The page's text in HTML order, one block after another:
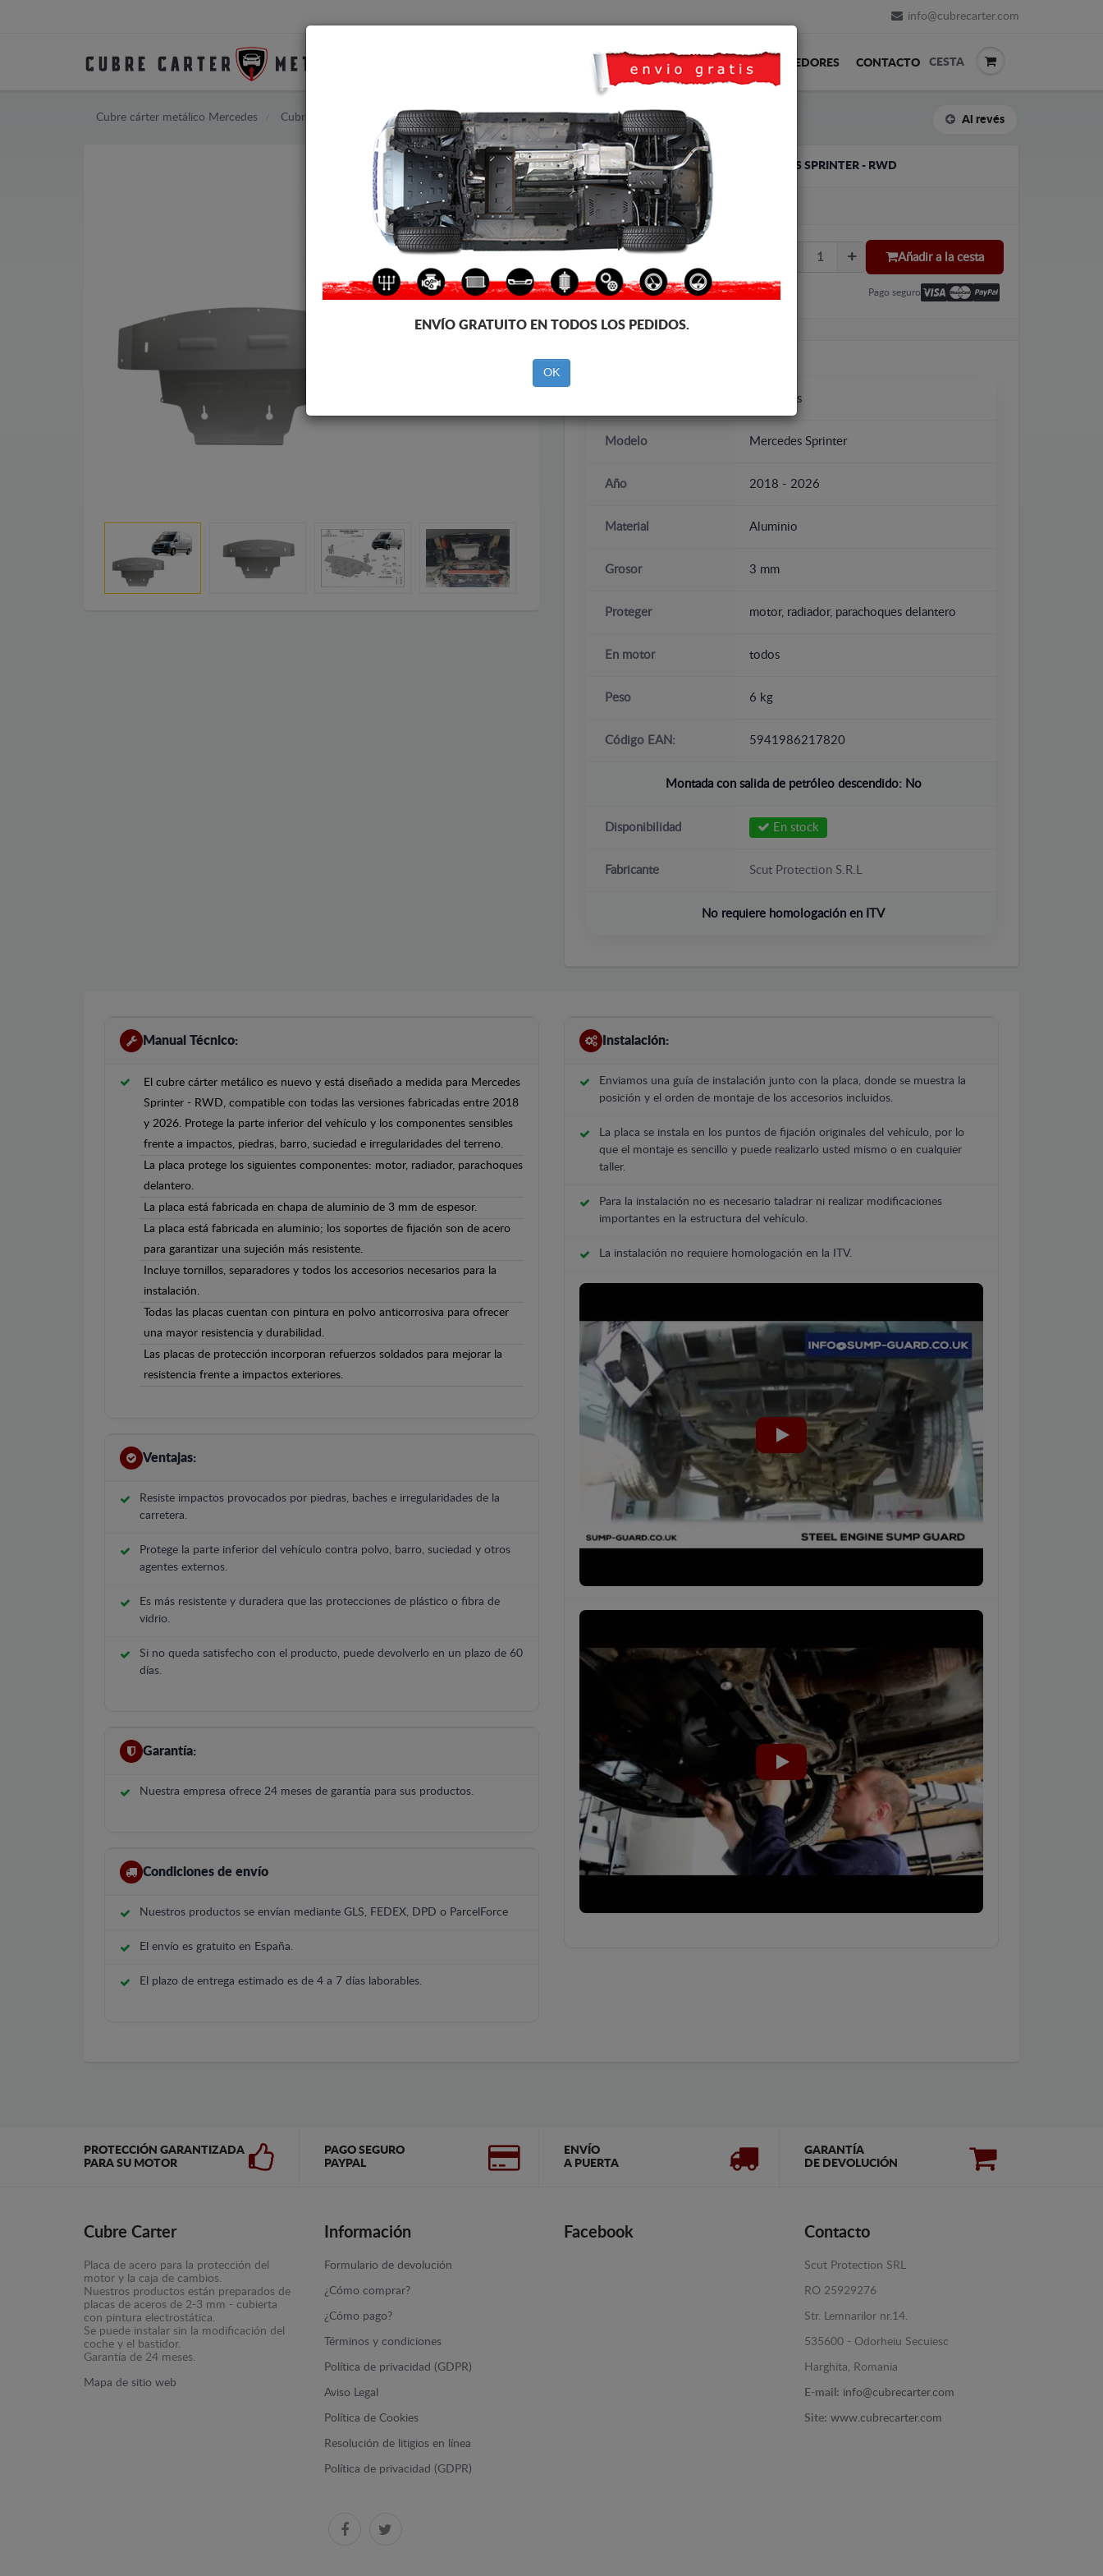
info@cubrecarter.com
TRANSPORTE FEEDBACK REVENDEDORES CONTACTO CESTA
Cubre cárter metálico Mercedes Cubre cárter metálico Mercedes Sprinter Al revés
CUBRE CÁRTER DE ALUMINIO MERCEDES SPRINTER - RWD
Código de producto: 14.096ALU
399
IVA incl.
Añadir a la cesta
Pago seguro
Mercedes
Modelo Mercedes Sprinter
Año 2018 - 2026
Material Aluminio
Grosor 3 mm
Proteger motor, radiador, parachoques delantero
En motor todos
Peso 6 kg
Código EAN: 5941986217820
Montada con salida de petróleo descendido: No
Disponibilidad En stock
Fabricante Scut Protection S.R.L
No requiere homologación en ITV
Manual Técnico:
El cubre cárter metálico es nuevo y está diseñado a medida para Mercedes
Sprinter - RWD, compatible con todas las versiones fabricadas entre 2018
y 2026. Protege la parte inferior del vehículo y los componentes sensibles
frente a impactos, piedras, barro, suciedad e irregularidades del terreno.
La placa protege los siguientes componentes: motor, radiador, parachoques
delantero.
La placa está fabricada en chapa de aluminio de 3 mm de espesor.
La placa está fabricada en aluminio; los soportes de fijación son de acero
para garantizar una sujeción más resistente.
Incluye tornillos, separadores y todos los accesorios necesarios para la
instalación.
Todas las placas cuentan con pintura en polvo anticorrosiva para ofrecer
una mayor resistencia y durabilidad.
Las placas de protección incorporan refuerzos soldados para mejorar la
resistencia frente a impactos exteriores.
Ventajas:
Resiste impactos provocados por piedras, baches e irregularidades de la
carretera.
Protege la parte inferior del vehículo contra polvo, barro, suciedad y otros
agentes externos.
Es más resistente y duradera que las protecciones de plástico o fibra de
vidrio.
Si no queda satisfecho con el producto, puede devolverlo en un plazo de 60
días.
Garantía:
Nuestra empresa ofrece 24 meses de garantía para sus productos.
Condiciones de envío
Nuestros productos se envían mediante GLS, FEDEX, DPD o ParcelForce
El envío es gratuito en España.
El plazo de entrega estimado es de 4 a 7 días laborables.
Instalación:
Enviamos una guía de instalación junto con la placa, donde se muestra la
posición y el orden de montaje de los accesorios incluidos.
La placa se instala en los puntos de fijación originales del vehículo, por lo
que el montaje es sencillo y puede realizarlo usted mismo o en cualquier
taller.
Para la instalación no es necesario taladrar ni realizar modificaciones
importantes en la estructura del vehículo.
La instalación no requiere homologación en la ITV.
PROTECCIÓN GARANTIZADA
PARA SU MOTOR
PAGO SEGURO
PAYPAL
ENVÍO
A PUERTA
GARANTÍA
DE DEVOLUCIÓN
Cubre Carter
Placa de acero para la protección del
motor y la caja de cambios.
Nuestros productos están preparados de
placas de aceros de 2-3 mm - cubierta
con pintura electrostática.
Se puede instalar sin la modificación del
coche y el bastidor.
Garantía de 24 meses.
Mapa de sitio web
Información
Formulario de devolución
¿Cómo comprar?
¿Cómo pago?
Términos y condiciones
Política de privacidad (GDPR)
Aviso Legal
Política de Cookies
Resolución de litigios en línea
Política de privacidad (GDPR)
Facebook Contacto
Scut Protection SRL
RO 25929276
Str. Lemnarilor nr.14.
535600 - Odorheiu Secuiesc
Harghita, Romania
E-mail: info@cubrecarter.com
Site: www.cubrecarter.com
ENVÍO GRATUITO EN TODOS LOS PEDIDOS.
OK